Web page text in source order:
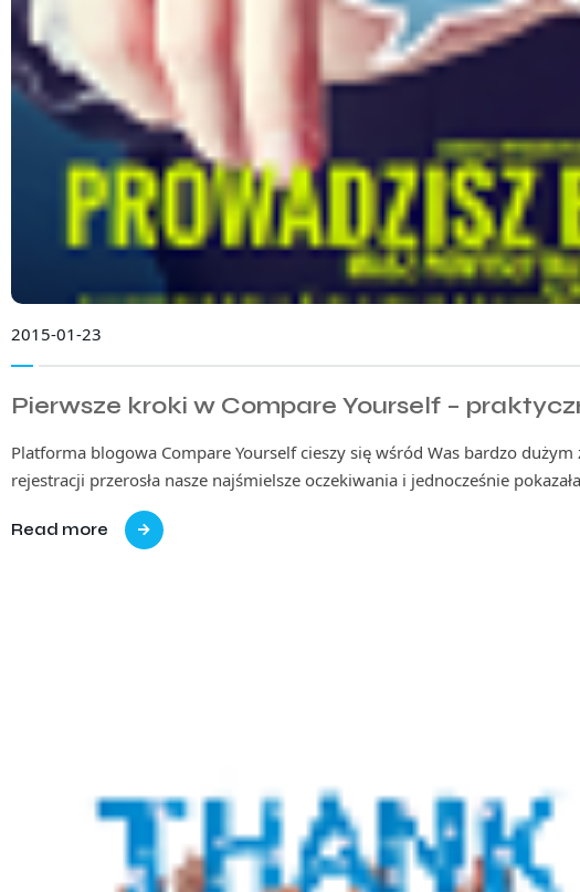
2015-01-23
Pierwsze kroki w Compare Yourself –
Platforma blogowa Compare Yourself cieszy się wśród Was bardzo
rejestracji przerosła nasze najśmielsze oczekiwania i jednocześnie
Read more